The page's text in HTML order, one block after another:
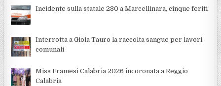
Incidente sulla statale 280 a Marcellinara, cinque feriti
Interrotta a Gioia Tauro la raccolta sangue per lavori
comunali
Miss Framesi Calabria 2026 incoronata a Reggio
Calabria